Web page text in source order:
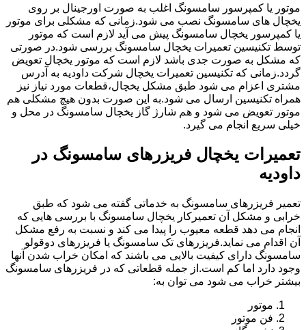
موتور یا کمپرسور سامسونگ اغلب به صورت اورجینال بر روی
یخچال های سامسونگ نصب می شود.زمانی که مشکلی برای موتور
یا کمپرسور یخچال سامسونگ پیش می آید لازم است که موتور
توسط تکنیسین تعمیرات یخچال سامسونگ بررسی شود.در صورتی
که مشکل به صورت جدی باشد لازم است که موتور یخچال تعویض
گردد.زمانی که تکنیسین تعمیرات یخچال شرکت داودیه به آدرس
مشتری اعزام می شود طبق مشکل یخچال،قطعات مورد نیاز نیز
همراه تکنیسین ارسال می شود.به این صورت بدون هیچ مشکلی هم
موتور تعویض می شود و هم شارژ گاز یخچال سامسونگ در محل و
خیلی سریع انجام می گیرد.
تعمیرات یخچال فریزرهای سامسونگ در
داودیه
تعمیر فریزرهای سامسونگ به خدماتی گفته می شود که طبق
خرابی و مشکل آن تعمیرکار یخچال سامسونگ با بررسی هایی که
انجام می دهد قطعه معیوب را پیدا می کند و نسبت به رفع مشکل
آن اقدام می نماید.فریزرهای تک سامسونگ یا فریزرهای دوقولو
سامسونگ دارای کیفیت بالایی می باشند که امکان خراب شدن آنها
وجود دارد اما کم است.از جمله قطعاتی که در فریزرهای سامسونگ
بیشتر خراب می شود می توان به:
موتور
فن موتور